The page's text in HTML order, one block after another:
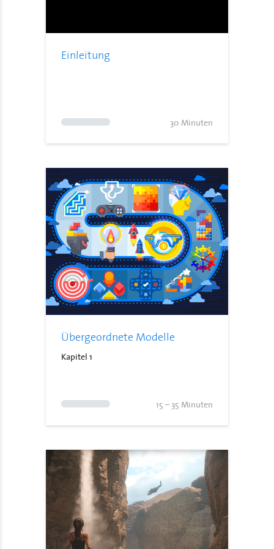
Einleitung
30 Minuten
Übergeordnete Modelle
Kapitel 1
15 – 35 Minuten